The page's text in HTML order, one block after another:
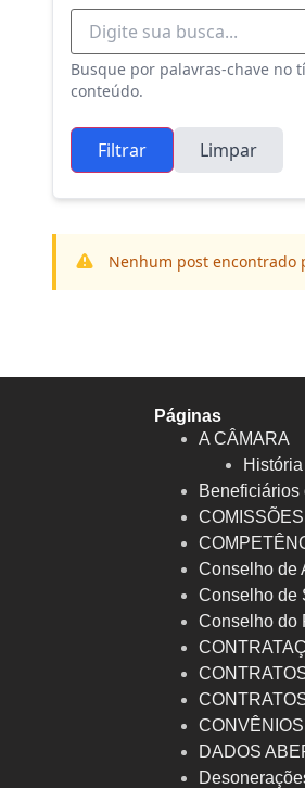
Busque por palavras-chave no
conteúdo.
Filtrar Limpar
Nenhum post encontrado
Páginas
A CÂMARA
História
Beneficiários
COMISSÕES
Conselho de
Conselho de
Conselho do
DADOS